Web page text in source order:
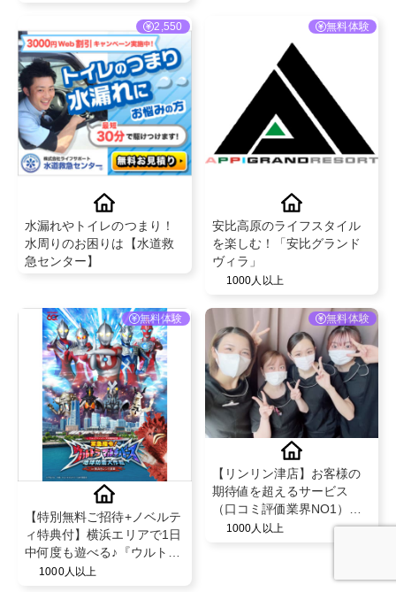
2,550
水漏れやトイレのつまり！
水周りのお困りは【水道救
急センター】
無料体験
安比高原のライフスタイル
を楽しむ！「安比グランド
ヴィラ」
1000人以上
無料体験
【特別無料ご招待+ノベルテ
ィ特典付】横浜エリアで1日
中何度も遊べる♪『ウルトラ
マンの世界に没入できるス
1000人以上
無料体験
【リンリン津店】お客様の
期待値を超えるサービス
（口コミ評価業界NO1）と
既存のお客様からの紹介率
1000人以上